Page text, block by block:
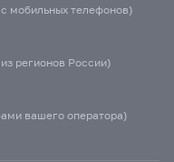
мобильных телефонов)
регионов России)
вашего оператора)